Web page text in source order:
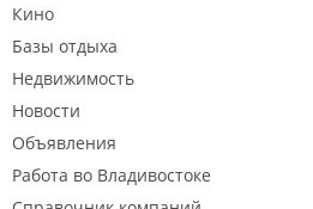
Кино
Базы отдыха
Недвижимость
Новости
Объявления
Работа во Владивостоке